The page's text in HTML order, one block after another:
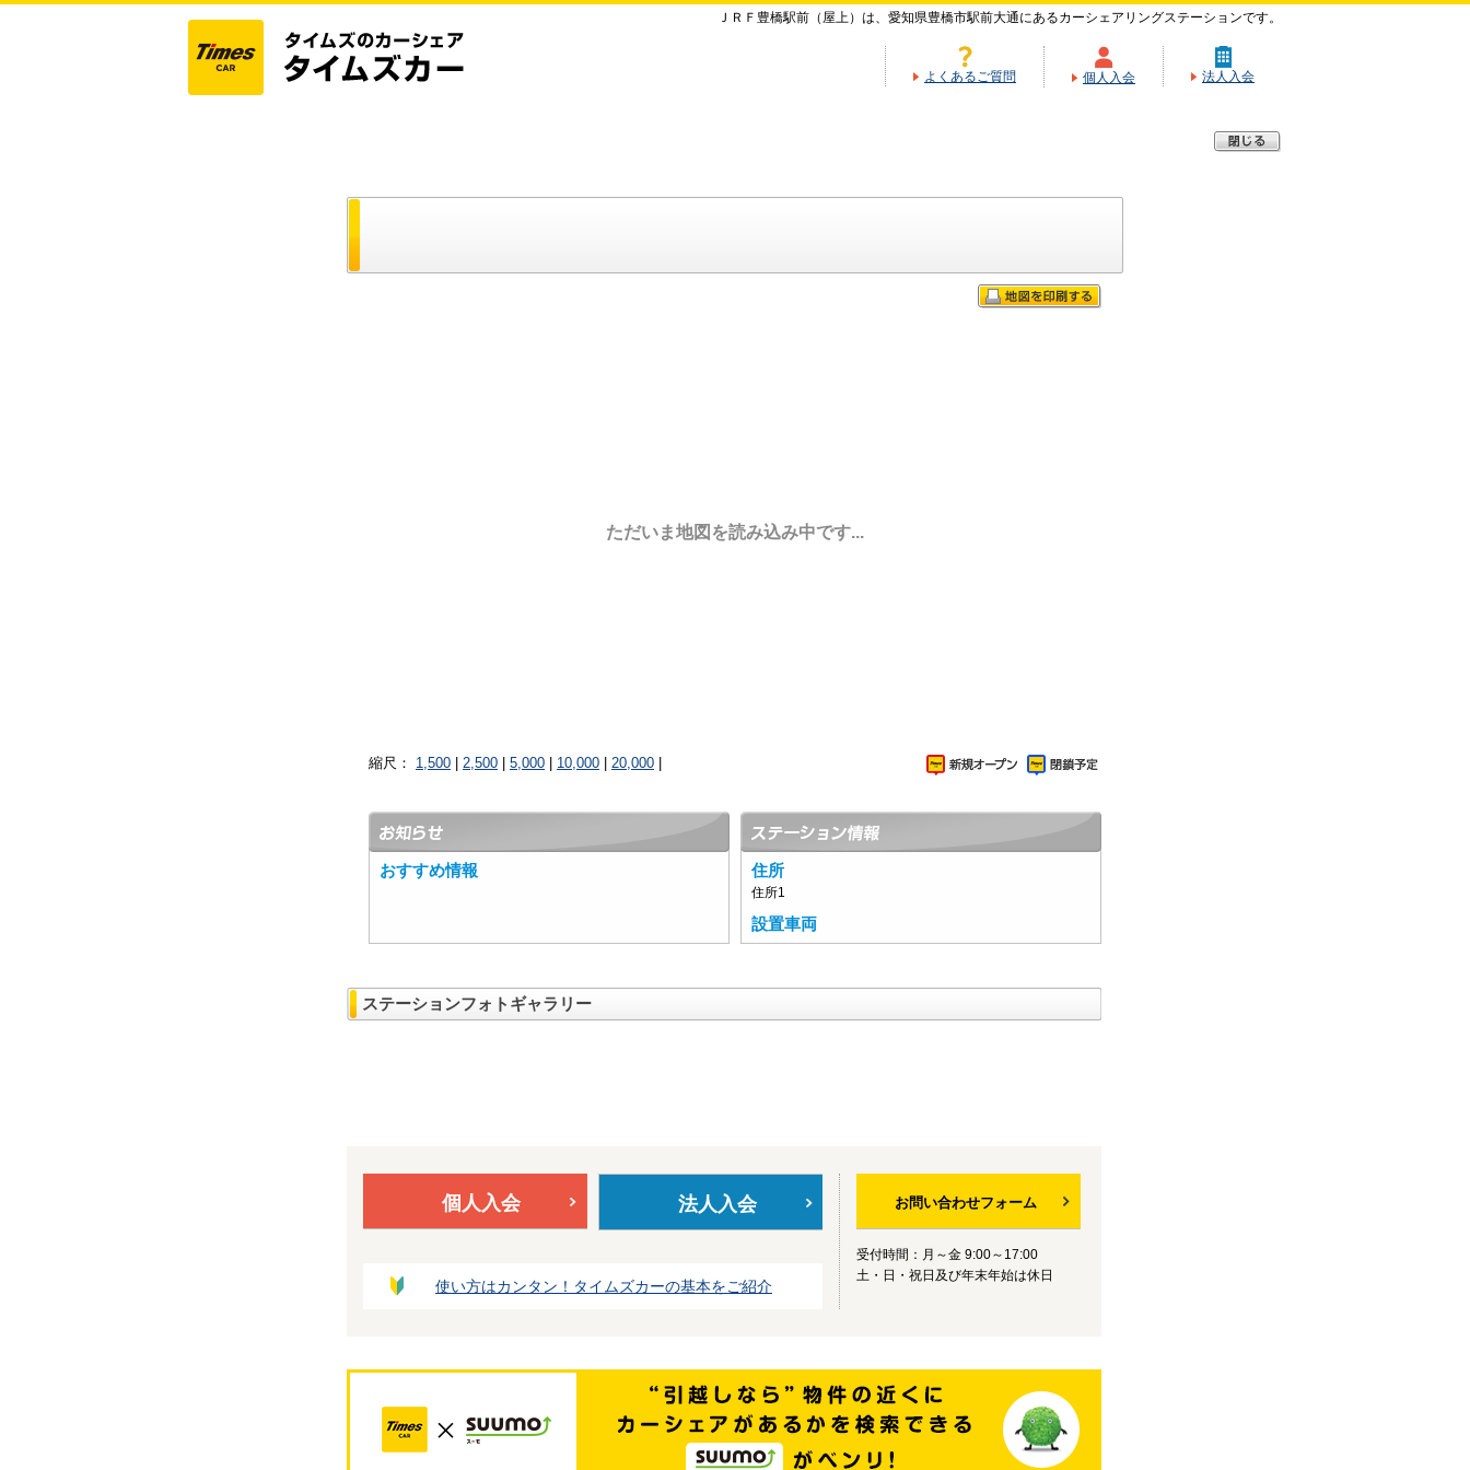
ＪＲＦ豊橋駅前（屋上）は、愛知県豊橋市駅前大通にあるカーシェアリングステーションです。
よくあるご質問 個人入会 法人入会
ただいま地図を読み込み中です...
縮尺： 1,500 2,500 5,000 10,000 20,000
おすすめ情報 住所
住所1
設置車両
ステーションフォトギャラリー
個人入会 法人入会
使い方はカンタン！タイムズカーの基本をご紹介
お問い合わせフォーム
受付時間：月～金 9:00～17:00
土・日・祝日及び年末年始は休日